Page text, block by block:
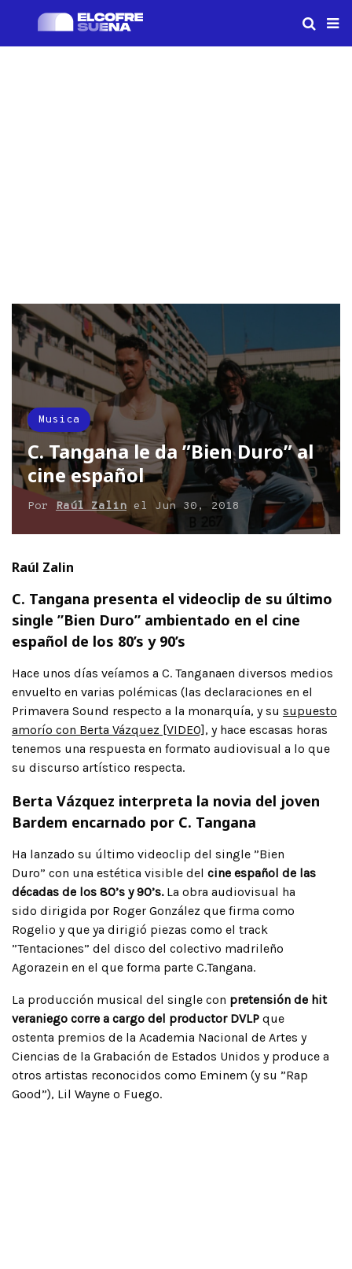
Musica
C. Tangana le da ”Bien Duro” al
cine español
Por Raúl Zalin el Jun 30, 2018
Raúl Zalin
C. Tangana presenta el videoclip de su último
single ”Bien Duro” ambientado en el cine
español de los 80’s y 90’s
Hace unos días veíamos a C. Tanganaen diversos medios
envuelto en varias polémicas (las declaraciones en el
Primavera Sound respecto a la monarquía, y su supuesto
amorío con Berta Vázquez [VIDEO], y hace escasas horas
tenemos una respuesta en formato audiovisual a lo que
su discurso artístico respecta.
Berta Vázquez interpreta la novia del joven
Bardem encarnado por C. Tangana
Ha lanzado su último videoclip del single ”Bien
Duro” con una estética visible del cine español de las
décadas de los 80’s y 90’s.La obra audiovisual ha
sido dirigida por Roger González que firma como
Rogelio y que ya dirigió piezas como el track
”Tentaciones” del disco del colectivo madrileño
Agorazein en el que forma parte C.Tangana.
La producción musical del single con pretensión de hit
veraniego corre a cargo del productor DVLP que
ostenta premios de la Academia Nacional de Artes y
Ciencias de la Grabación de Estados Unidos y produce a
otros artistas reconocidos como Eminem (y su ”Rap
Good”), Lil Wayne o Fuego.